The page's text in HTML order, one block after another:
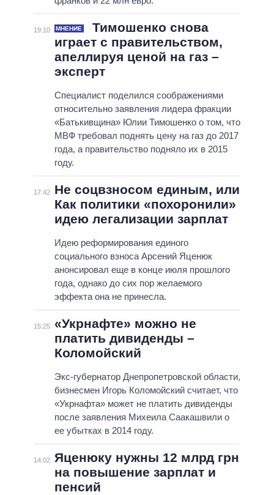
19:10 МНЕНИЕ
Тимошенко снова
играет с правительством,
апеллируя ценой на газ –
эксперт
Специалист поделился соображениями
относительно заявления лидера фракции
«Батькивщина» Юлии Тимошенко о том, что
МВФ требовал поднять цену на газ до 2017
года, а правительство подняло их в 2015
году.
17:42
Не соцвзносом единым, или
Как политики «похоронили»
идею легализации зарплат
Идею реформирования единого
социального взноса Арсений Яценюк
анонсировал еще в конце июля прошлого
года, однако до сих пор желаемого
эффекта она не принесла.
15:25
«Укрнафте» можно не
платить дивиденды –
Коломойский
Экс-губернатор Днепропетровской области,
бизнесмен Игорь Коломойский считает, что
«Укрнафта» может не платить дивиденды
после заявления Михеила Саакашвили о
ее убытках в 2014 году.
14:02
Яценюку нужны 12 млрд грн
на повышение зарплат и
пенсий